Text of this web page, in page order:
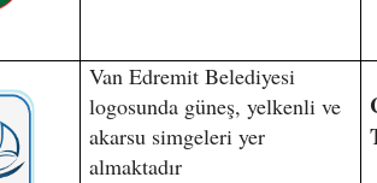
Van Edremit Belediyesi
logosunda güneş, yelkenli ve
akarsu simgeleri yer
almaktadır